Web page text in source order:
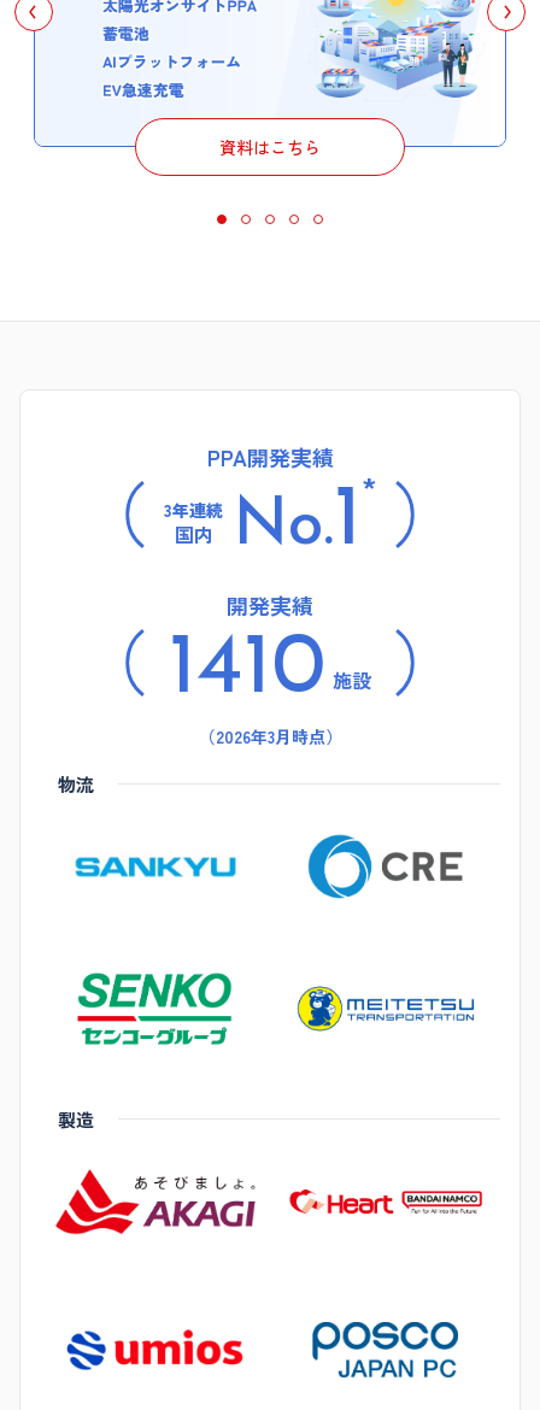
資料はこちら
PPA開発実績
3年連続
国内 No.1 *
開発実績
1410 施設
（2026年3月時点）
物流
製造